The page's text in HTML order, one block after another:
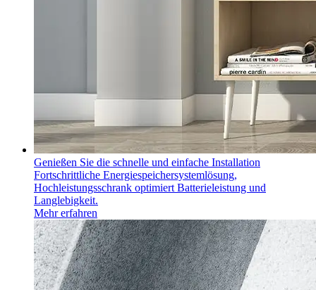
Genießen Sie die schnelle und einfache Installation
Fortschrittliche Energiespeichersystemlösung,
Hochleistungsschrank optimiert Batterieleistung und
Langlebigkeit.
Mehr erfahren